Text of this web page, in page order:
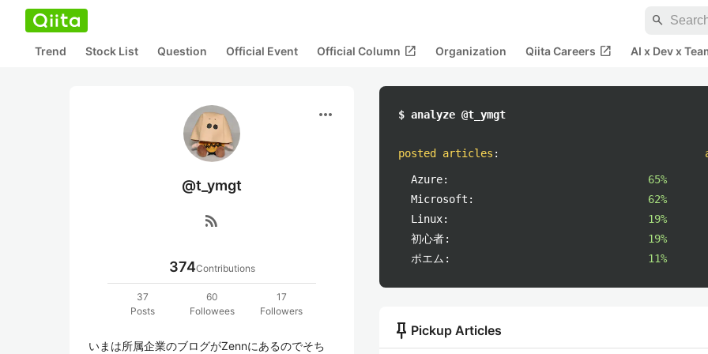
search
Trend Stock List Question Official Event Official Column open_in_new Organization Qiita Careers open_in_new AI x Dev x
more_horiz
@t_ymgt
rss_feed
374Contributions
37
Posts
60
Followees
17
Followers
いまは所属企業のブログがZennにあるのでそち
$ analyze @t_ymgt
posted articles :
Azure:
65%
Microsoft:
62%
Linux:
19%
初心者:
19%
ポエム:
11%
push_pin Pickup Articles